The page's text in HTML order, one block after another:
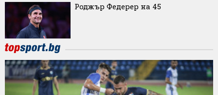
Роджър Федерер на 45